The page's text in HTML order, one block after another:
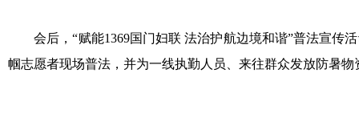
会后，“赋能1369国门妇联 法治护航边境和谐”普法宣传
帼志愿者现场普法，并为一线执勤人员、来往群众发放防暑